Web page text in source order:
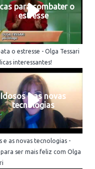
para combater o
estresse
o estresse - Olga Tessari
interessantes!
Idosos e as novas
tecnologias
e as novas tecnologias -
para ser mais feliz com Olga